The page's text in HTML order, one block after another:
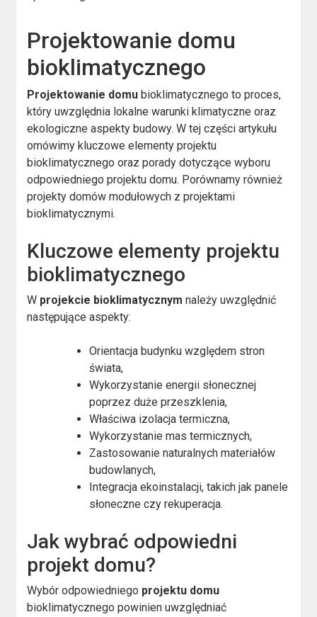
Projektowanie domu
bioklimatycznego
Projektowanie domu bioklimatycznego to proces,
który uwzględnia lokalne warunki klimatyczne oraz
ekologiczne aspekty budowy. W tej części artykułu
omówimy kluczowe elementy projektu
bioklimatycznego oraz porady dotyczące wyboru
odpowiedniego projektu domu. Porównamy również
projekty domów modułowych z projektami
bioklimatycznymi.
Kluczowe elementy projektu
bioklimatycznego
W projekcie bioklimatycznym należy uwzględnić
następujące aspekty:
Orientacja budynku względem stron
świata,
Wykorzystanie energii słonecznej
poprzez duże przeszklenia,
Właściwa izolacja termiczna,
Wykorzystanie mas termicznych,
Zastosowanie naturalnych materiałów
budowlanych,
Integracja ekoinstalacji, takich jak panele
słoneczne czy rekuperacja.
Jak wybrać odpowiedni
projekt domu?
Wybór odpowiedniego projektu domu
bioklimatycznego powinien uwzględniać